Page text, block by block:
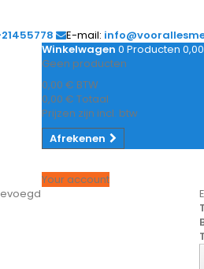
E-mail:
Winkelwagen 0 Producten
Geen producten
0,00 € BTW
0,00 € Totaal
Prijzen zijn incl. btw
Afrekenen
Your account